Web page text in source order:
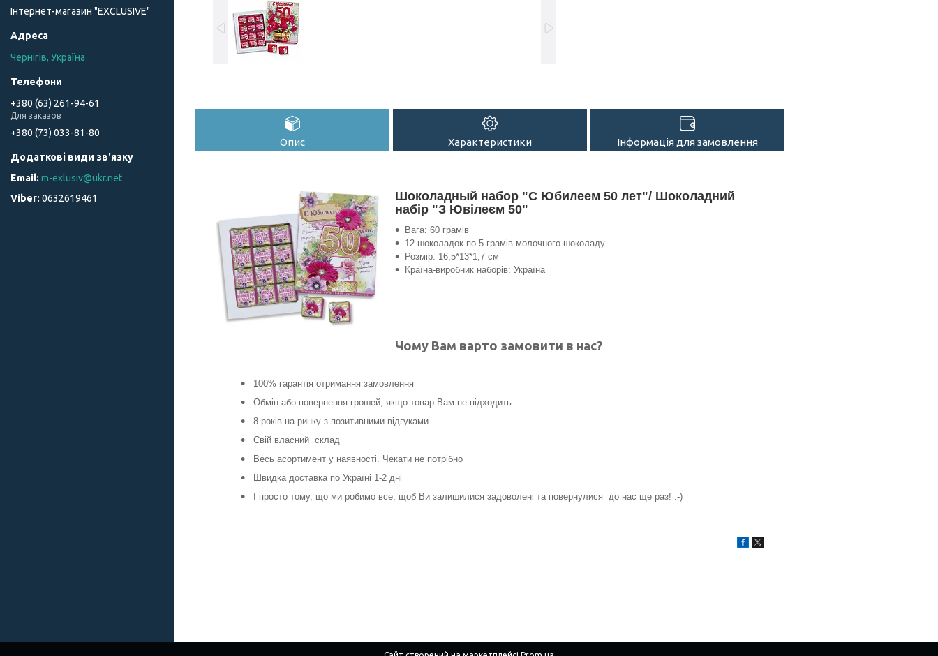
Опис Характеристики Інформація для замовлення
Шоколадный набор "С Юбилеем 50 лет"/ Шоколадний
набір "З Ювілеєм 50"
Вага: 60 грамів
12 шоколадок по 5 грамів молочного шоколаду
Розмір: 16,5*13*1,7 см
Країна-виробник наборів: Україна
Чому Вам варто замовити в нас?
100% гарантія отримання замовлення
Обмін або повернення грошей, якщо товар Вам не підходить
8 років на ринку з позитивними відгуками
Свій власний склад
Весь асортимент у наявності. Чекати не потрібно
Швидка доставка по Україні 1-2 дні
І просто тому, що ми робимо все, щоб Ви залишилися задоволені та повернулися до нас ще раз! :-)
Інтернет-магазин "ЕXCLUSIVE"
Чернігів, Україна
+380 (63) 261-94-61
Для заказов
+380 (73) 033-81-80
m-exlusiv@ukr.net
0632619461